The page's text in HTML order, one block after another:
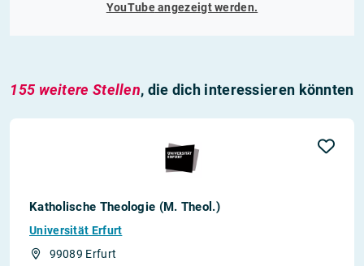
YouTubeangezeigt werden.
155 weitere Stellen, die dich interessieren könnten
Katholische Theologie (M. Theol.)
Universität Erfurt
99089 Erfurt